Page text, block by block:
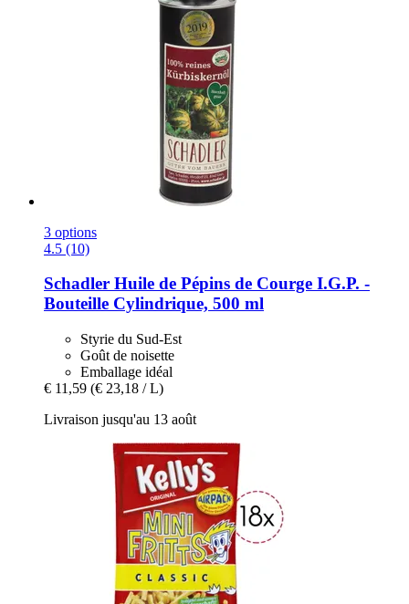
3 options
4.5 (10)
Schadler Huile de Pépins de Courge I.G.P. -​
Bouteille Cylindrique, 500 ml
Styrie du Sud-Est
Goût de noisette
Emballage idéal
€ 11,59 (€ 23,18 / L)
Livraison jusqu'au 13 août